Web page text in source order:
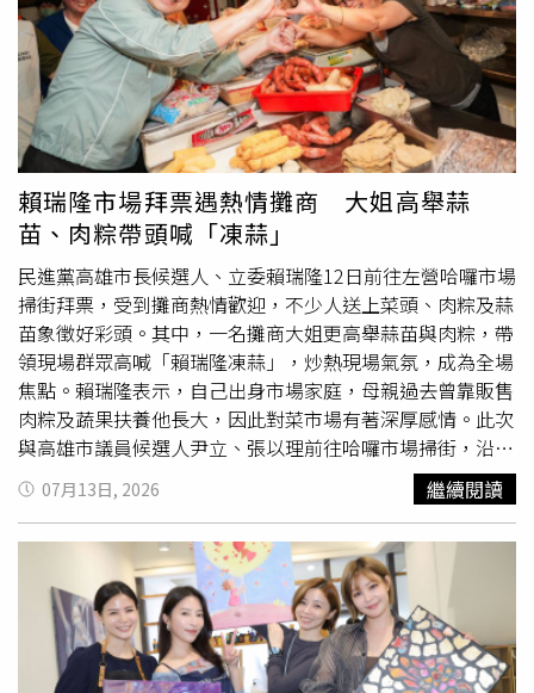
出讓不理解這些族群的人更理解他們。」剛搬到租屋處一
週，就兩度失火，讓洪毓璟趕緊搬離。（圖／洪毓璟提供）
現實中，洪毓璟透露曾受強迫症（OCD）所苦，國中時因家
中生意失敗被倒債、房子遭法拍，全家只能四處租屋。當時
媽媽告誡他「要讀書才能出人頭地」，龐大的壓力讓他極度
害怕出錯，甚至為了省筆記本錢把字寫得極小、字字句句都
要記下，甚至出現不停洗手的症狀，直到考上高中後，靠著
加入社團跳舞才逐漸釋放壓力。而他自高中起，靠著申請學
貸一路求學，到現在33歲仍在努力還學貸。不料，今年六月
底他剛搬進新租屋處，七月初地下室就在一週之內連續兩度
起火，起因是一樓住戶堆放大量雜物導致電線走火。好在當
時他正在花蓮拍戲，避開一劫，事後火速搬家，但這場意外
卻再次誘發了他的強迫症。現在他每天出門前都會陷入極度
焦慮，必須逐一確認所有拔掉插頭，並拍下照片「存證」，
才敢放心出門。
賴瑞隆市場拜票遇熱情攤商 大姐高舉蒜
苗、肉粽帶頭喊「凍蒜」
民進黨高雄市長候選人、立委賴瑞隆12日前往左營哈囉市場
掃街拜票，受到攤商熱情歡迎，不少人送上菜頭、肉粽及蒜
苗象徵好彩頭。其中，一名攤商大姐更高舉蒜苗與肉粽，帶
領現場群眾高喊「賴瑞隆凍蒜」，炒熱現場氣氛，成為全場
焦點。賴瑞隆表示，自己出身市場家庭，母親過去曾靠販售
肉粽及蔬果扶養他長大，因此對菜市場有著深厚感情。此次
與高雄市議員候選人尹立、張以理前往哈囉市場掃街，沿途
與攤商、民眾互動熱絡。掃街過程中，一名攤商大姐一手拿
著蒜苗、一手拿著肉粽，帶動現場高喊「瑞隆瑞隆瑞隆，凍
蒜凍蒜凍蒜」，還比出大愛心，熱情應援吸引不少民眾駐足
圍觀。賴瑞隆表示，哈囉市場鄉親的熱情就像當天天氣一樣
火熱，不僅收到菜頭、肉粽、蒜苗等祝福，也感受到大家滿
滿的鼓勵，未來將持續努力，為高雄打拚。相關畫面曝光
後，也引發網友熱議，不少人留言稱讚現場氣氛熱烈，也有
人表示賴瑞隆親和力十足，展現與基層互動的一面。
07月13日, 2026 繼續閱讀